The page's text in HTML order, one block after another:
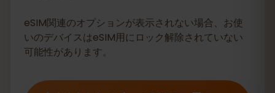
eSIM関連のオプションが表示されない場合、お使
いのデバイスはeSIM用にロック解除されていない
可能性があります。